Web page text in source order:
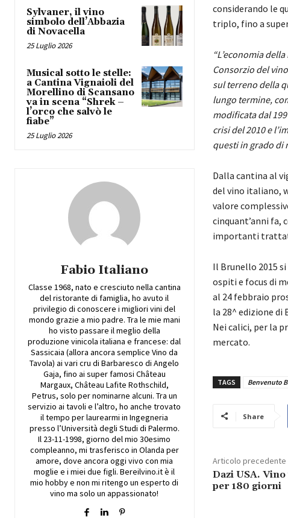
Sylvaner, il vino
simbolo dell’Abbazia
di Novacella
25 Luglio 2026
Musical sotto le stelle:
a Cantina Vignaioli del
Morellino di Scansano
va in scena “Shrek –
l’orco che salvò le
fiabe”
25 Luglio 2026
Fabio Italiano
Classe 1968, nato e cresciuto nella cantina
del ristorante di famiglia, ho avuto il
privilegio di conoscere i migliori vini del
mondo grazie a mio padre. Tra le mie mani
ho visto passare il meglio della
produzione vinicola italiana e francese: dal
Sassicaia (allora ancora semplice Vino da
Tavola) ai vari cru di Barbaresco di Angelo
Gaja, fino ai super famosi Château
Margaux, Château Lafite Rothschild,
Petrus, solo per nominarne alcuni. Tra un
servizio ai tavoli e l’altro, ho anche trovato
il tempo per laurearmi in Ingegneria
presso l’Università degli Studi di Palermo.
Il 23-11-1998, giorno del mio 30esimo
compleanno, mi trasferisco in Olanda per
amore, dove ancora oggi vivo con mia
moglie e i miei due figli. Bereilvino.it è il
mio hobby e non mi ritengo un esperto di
vino ma solo un appassionato!
considerando le
triplo, fino a
“L’economia
Consorzio del
sul terreno della
lungo termine,
modificata dal
crisi del 2010 e
questi in grado di
Dalla cantina al
del vino italiano,
valore
cinquant’anni fa,
importanti
Il Brunello 2015
ospiti e focus di
al 24 febbraio
la 28^ edizione di
Nei calici, per la
mercato.
TAGS Benvenuto
Share
Articolo precedente
Dazi USA.
per 180 giorni